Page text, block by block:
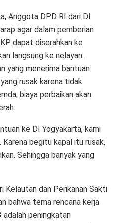
Anggota DPD RI dari DI
agar dalam pemberian
dapat diserahkan ke
langsung ke nelayan.
yang menerima bantuan
rusak karena tidak
biaya perbaikan akan
ke DI Yogyakarta, kami
begitu kapal itu rusak,
Sehingga banyak yang
Kelautan dan Perikanan Sakti
bahwa tema rencana kerja
peningkatan